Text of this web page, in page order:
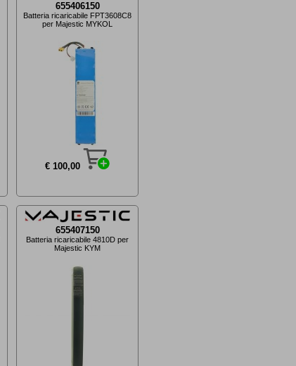
655406150
Batteria ricaricabile FPT3608C8
per Majestic MYKOL
€ 100,00
655407150
Batteria ricaricabile 4810D per
Majestic KYM